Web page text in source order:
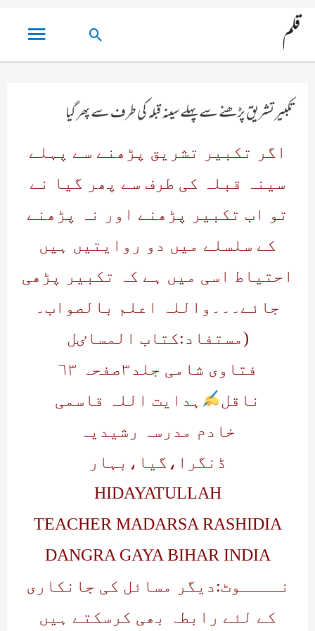
قلم
مین
مینو
تلاش
کریں۔
تکبیر تشریق پڑھنے سے پہلے سینہ قبلہ کی طرف سے پھر گیا
اگر تکبیر تشریق پڑھنے سے پہلے
سینہ قبلہ کی طرف سے پھر گیا نے
تو اب تکبیر پڑھنے اور نہ پڑھنے
کے سلسلے میں دو روایتیں ہیں
احتیاط اسی میں ہے کہ تکبیر پڑھی
جائے۔۔۔واللہ اعلم بالصواب۔
(مستفاد:کتاب المساٸل
فتاوی شامی جلد٣صفحہ ٦٣
ناقل
ہدایت اللہ قاسمی
خادم مدرسہ رشیدیہ
ڈنگرا،گیا،بہار
HIDAYATULLAH
TEACHER MADARSA RASHIDIA
DANGRA GAYA BIHAR INDIA
نــــوٹ:دیگر مسائل کی جانکاری
کے لئے رابطہ بھی کرسکتے ہیں